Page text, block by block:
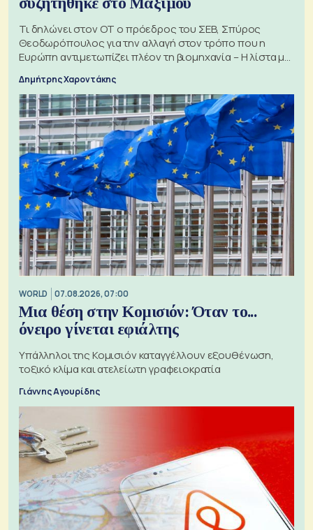
Τι δηλώνει στον ΟΤ ο πρόεδρος του ΣΕΒ, Σπύρος
Θεοδωρόπουλος για την αλλαγή στον τρόπο που η
Ευρώπη αντιμετωπίζει πλέον τη βιομηχανία – Η λίστα με
Δημήτρης Χαροντάκης
WORLD 07.08.2026, 07:00
Μια θέση στην Κομισιόν: Όταν το...
όνειρο γίνεται εφιάλτης
Υπάλληλοι της Κομισιόν καταγγέλλουν εξουθένωση,
τοξικό κλίμα και ατελείωτη γραφειοκρατία
Γιάννης Αγουρίδης